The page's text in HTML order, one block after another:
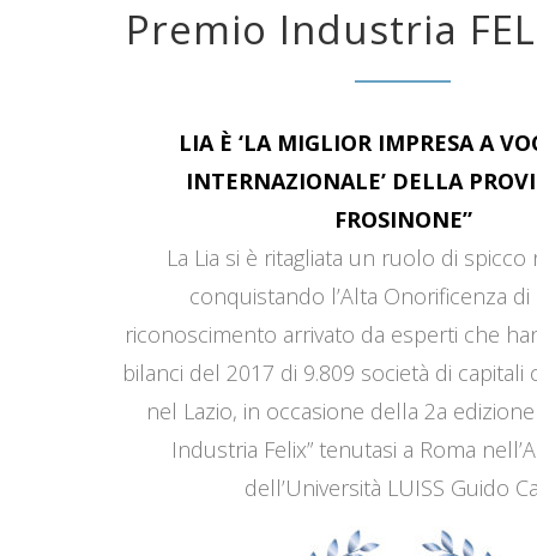
Premio Industria
LIA È ‘LA MIGLIOR IMPRESA A
INTERNAZIONALE’ DELLA
FROSINONE”
La Lia si è ritagliata un ruolo di
conquistando l’Alta Onorificenza di
riconoscimento arrivato da esperti che
bilanci del 2017 di 9.809 società di capitali
nel Lazio, in occasione della 2a
Industria Felix” tenutasi a Roma
dell’Università LUISS Guido